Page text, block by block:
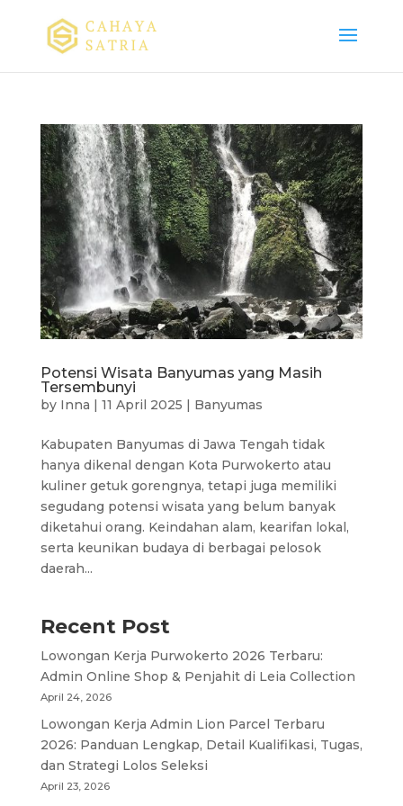
Potensi Wisata Banyumas yang Masih
Tersembunyi
by Inna | 11 April 2025 | Banyumas
Kabupaten Banyumas di Jawa Tengah tidak
hanya dikenal dengan Kota Purwokerto atau
kuliner getuk gorengnya, tetapi juga memiliki
segudang potensi wisata yang belum banyak
diketahui orang. Keindahan alam, kearifan lokal,
serta keunikan budaya di berbagai pelosok
daerah...
Recent Post
Lowongan Kerja Purwokerto 2026 Terbaru:
Admin Online Shop & Penjahit di Leia Collection
April 24, 2026
Lowongan Kerja Admin Lion Parcel Terbaru
2026: Panduan Lengkap, Detail Kualifikasi, Tugas,
dan Strategi Lolos Seleksi
April 23, 2026